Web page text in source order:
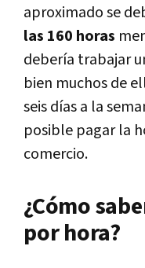
aproximado se
las 160 horas
debería trabajar
bien muchos de
seis días a la
posible pagar la
comercio.
¿Cómo
por hora?